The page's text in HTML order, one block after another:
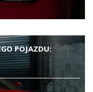
POJAZDU: